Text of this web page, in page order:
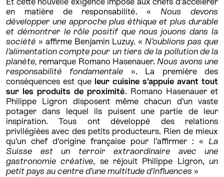
en matière de responsabilité. « Nous devons
développer une approche plus éthique et plus durable
et démontrer le rôle positif que nous jouons dans la
société » affirme Benjamin Luzuy. « N’oublions pas que
l’alimentation compte pour un tiers de la pollution de la
planète, remarque Romano Hasenauer. Nous avons une
responsabilité fondamentale ». La première des
conséquences est que leur cuisine s’appuie avant tout
sur les produits de proximité. Romano Hasenauer et
Philippe Ligron disposent même chacun d’un vaste
potager dans lequel ils puisent une partie de leur
inspiration. Tous ont développé des relations
privilégiées avec des petits producteurs. Rien de mieux
qu’un chef d’origine française pour l’affirmer : « La
Suisse est un terroir extraordinaire avec une
gastronomie créative, se réjouit Philippe Ligron,un
petit pays au centre d’une multitude d’influences »